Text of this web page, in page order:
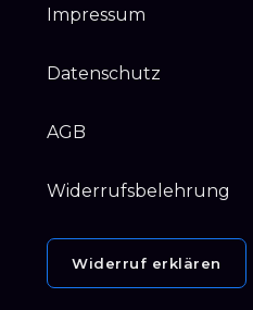
Impressum
Datenschutz
AGB
Widerrufsbelehrung
Widerruf erklären